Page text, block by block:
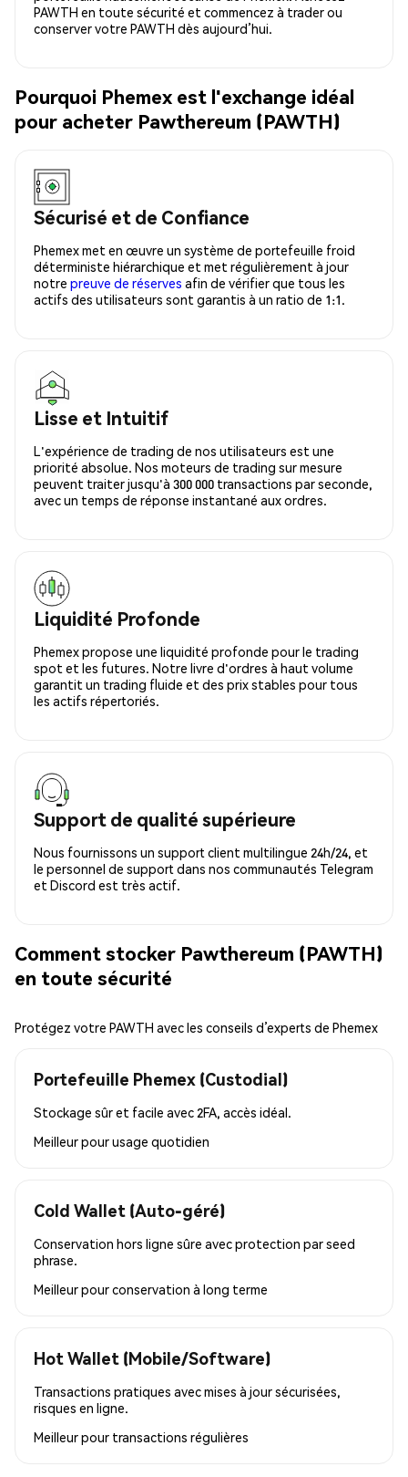
PAWTH en toute sécurité et commencez à trader ou
conserver votre PAWTH dès aujourd’hui.
Pourquoi Phemex est l'exchange idéal
pour acheter Pawthereum (PAWTH)
Sécurisé et de Confiance
Phemex met en œuvre un système de portefeuille froid
déterministe hiérarchique et met régulièrement à jour
notre preuve de réserves afin de vérifier que tous les
actifs des utilisateurs sont garantis à un ratio de 1:1.
Lisse et Intuitif
L'expérience de trading de nos utilisateurs est une
priorité absolue. Nos moteurs de trading sur mesure
peuvent traiter jusqu'à 300 000 transactions par seconde,
avec un temps de réponse instantané aux ordres.
Liquidité Profonde
Phemex propose une liquidité profonde pour le trading
spot et les futures. Notre livre d'ordres à haut volume
garantit un trading fluide et des prix stables pour tous
les actifs répertoriés.
Support de qualité supérieure
Nous fournissons un support client multilingue 24h/24, et
le personnel de support dans nos communautés Telegram
et Discord est très actif.
Comment stocker Pawthereum (PAWTH)
en toute sécurité
Protégez votre PAWTH avec les conseils d’experts de Phemex
Portefeuille Phemex (Custodial)
Stockage sûr et facile avec 2FA, accès idéal.
Meilleur pourusage quotidien
Cold Wallet (Auto-géré)
Conservation hors ligne sûre avec protection par seed
phrase.
Meilleur pourconservation à long terme
Hot Wallet (Mobile/Software)
Transactions pratiques avec mises à jour sécurisées,
risques en ligne.
Meilleur pour transactions régulières